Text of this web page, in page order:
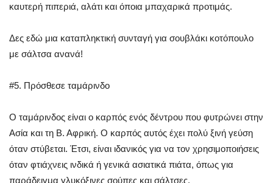
καυτερή πιπεριά, αλάτι και όποια μπαχαρικά προτιμάς.
Δες εδώ μια καταπληκτική συνταγή για σουβλάκι κοτόπουλο
με σάλτσα ανανά!
#5. Πρόσθεσε ταμάρινδο
Ο ταμάρινδος είναι ο καρπός ενός δέντρου που φυτρώνει στην
Ασία και τη Β. Αφρική. Ο καρπός αυτός έχει πολύ ξινή γεύση
όταν στύβεται. Έτσι, είναι ιδανικός για να τον χρησιμοποιήσεις
όταν φτιάχνεις ινδικά ή γενικά ασιατικά πιάτα, όπως για
παράδειγμα γλυκόξινες σούπες και σάλτσες.